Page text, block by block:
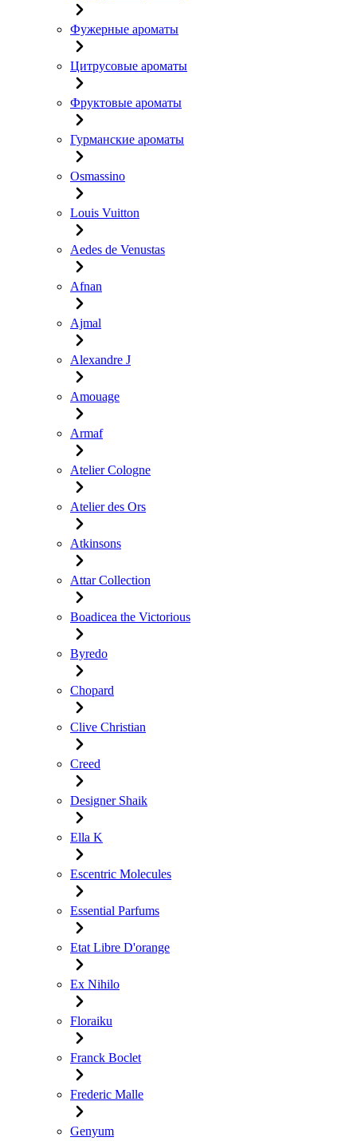
Фужерные ароматы
Цитрусовые ароматы
Фруктовые ароматы
Гурманские ароматы
Osmassino
Louis Vuitton
Aedes de Venustas
Afnan
Ajmal
Alexandre J
Amouage
Armaf
Atelier Cologne
Atelier des Ors
Atkinsons
Attar Collection
Boadicea the Victorious
Byredo
Chopard
Clive Christian
Creed
Designer Shaik
Ella K
Escentric Molecules
Essential Parfums
Etat Libre D'orange
Ex Nihilo
Floraiku
Franck Boclet
Frederic Malle
Genyum